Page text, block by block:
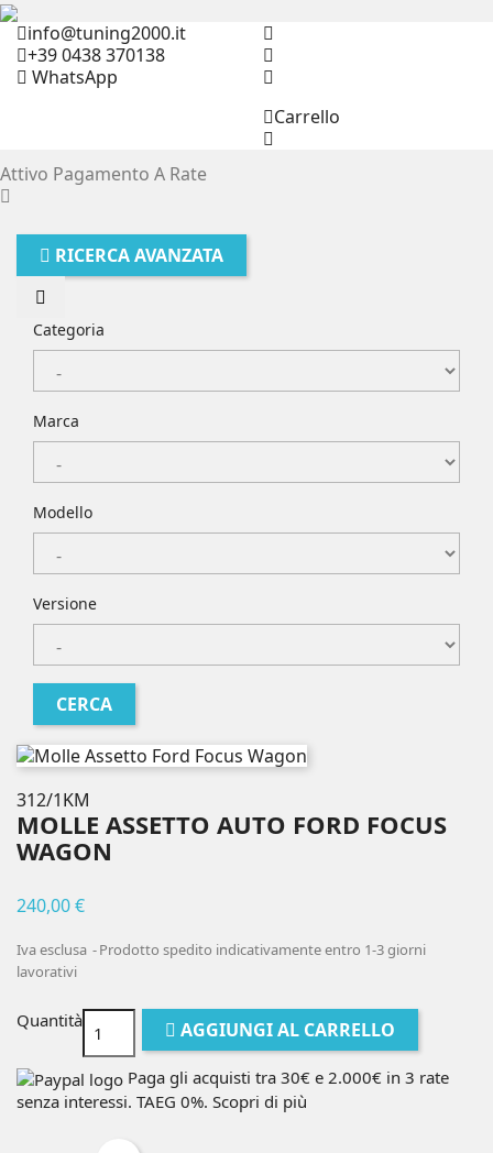
info@tuning2000.it
+39 0438 370138
WhatsApp
Carrello
Attivo Pagamento A Rate
RICERCA AVANZATA
Categoria
Marca
Modello
Versione
312/1KM
MOLLE ASSETTO AUTO FORD FOCUS
WAGON
240,00 €
Iva esclusa
Prodotto spedito indicativamente entro 1-3 giorni
lavorativi
Quantità AGGIUNGI AL CARRELLO
Paga gli acquisti tra 30€ e 2.000€ in 3 rate
senza interessi. TAEG 0%. Scopri di più